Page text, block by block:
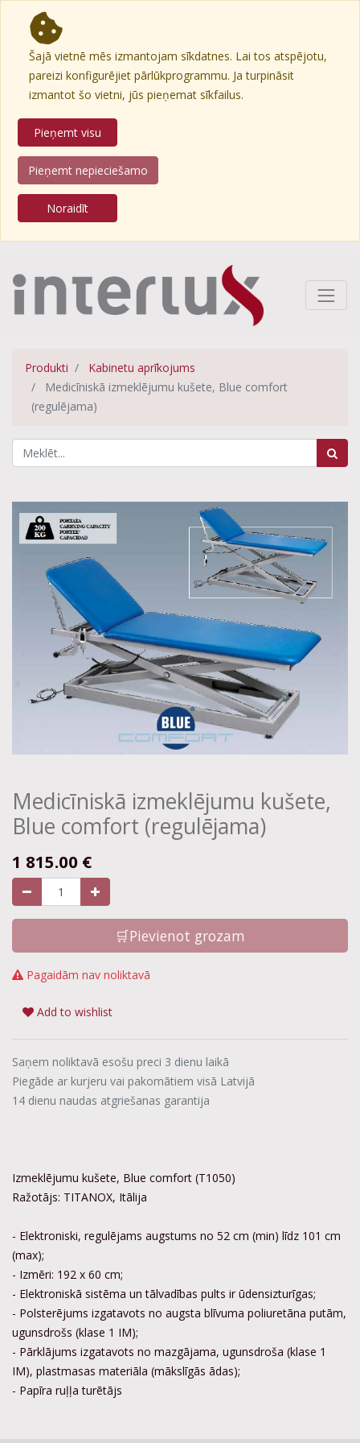
Šajā vietnē mēs izmantojam sīkdatnes. Lai tos atspējotu,
pareizi konfigurējiet pārlūkprogrammu. Ja turpināsit
izmantot šo vietni, jūs pieņemat sīkfailus.
Pieņemt visu
Pieņemt nepieciešamo
Noraidīt
Produkti
Kabinetu aprīkojums
Medicīniskā izmeklējumu kušete, Blue comfort
(regulējama)
Medicīniskā izmeklējumu kušete,
Blue comfort (regulējama)
1 815.00 €
🛒Pievienot grozam
Pagaidām nav noliktavā
Add to wishlist
Saņem noliktavā esošu preci 3 dienu laikā
Piegāde ar kurjeru vai pakomātiem visā Latvijā
14 dienu naudas atgriešanas garantija
Izmeklējumu kušete, Blue comfort (T1050)
Ražotājs: TITANOX, Itālija
- Elektroniski, regulējams augstums no 52 cm (min) līdz 101 cm
(max);
- Izmēri: 192 x 60 cm;
- Elektroniskā sistēma un tālvadības pults ir ūdensizturīgas;
- Polsterējums izgatavots no augsta blīvuma poliuretāna putām,
ugunsdrošs (klase 1 IM);
- Pārklājums izgatavots no mazgājama, ugunsdroša (klase 1
IM), plastmasas materiāla (mākslīgās ādas);
- Papīra ruļļa turētājs